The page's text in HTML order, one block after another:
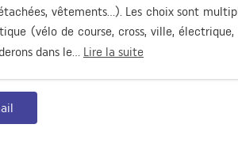
vêtements...). Les choix sont
(vélo de course, cross, ville,
dans le... Lire la suite